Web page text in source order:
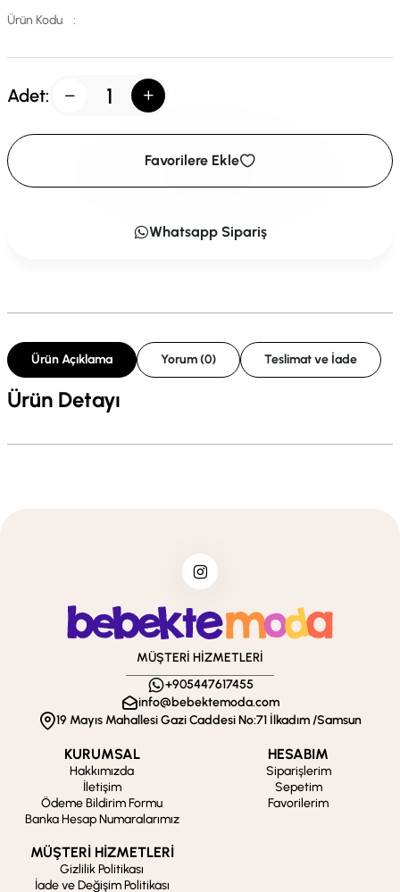
Ürün Kodu :
Adet:
Favorilere Ekle
Whatsapp Sipariş
Ürün Açıklama Yorum (0) Teslimat ve İade
Ürün Detayı
MÜŞTERİ HİZMETLERİ
+905447617455
info@bebektemoda.com
19 Mayıs Mahallesi Gazi Caddesi No:71 İlkadım /Samsun
KURUMSAL
Hakkımızda
İletişim
Ödeme Bildirim Formu
Banka Hesap Numaralarımız
HESABIM
Siparişlerim
Sepetim
Favorilerim
MÜŞTERİ HİZMETLERİ
Gizlilik Politikası
İade ve Değişim Politikası